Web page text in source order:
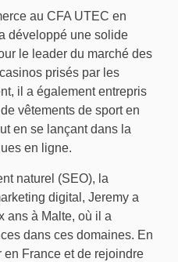
au CFA UTEC en
développé une solide
le leader du marché des
prisés par les
il a également entrepris
vêtements de sport en
en se lançant dans la
en ligne.
naturel (SEO), la
digital, Jeremy a
ans à Malte, où il a
dans ces domaines. En
France et de rejoindre